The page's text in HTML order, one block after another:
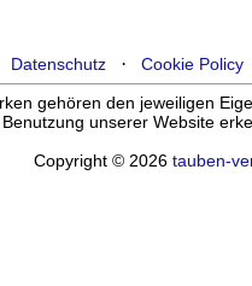
Datenschutz· Cookie Policy
gehören den jeweiligen
unserer Website
Copyright © 2026 tauben-